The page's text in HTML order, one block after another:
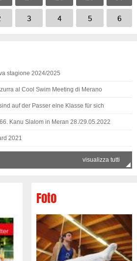
3 4 5 6
stagione 2024/2025
al Cool Swim Meeting di Merano
auf der Passer eine Klasse für sich
Kanu Slalom in Meran 28./29.05.2022
2021
visualizza tutti
Foto